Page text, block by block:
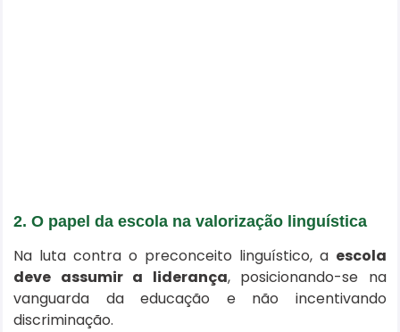
2. O papel da escola na valorização linguística
Na luta contra o preconceito linguístico, a escola
deve assumir a liderança, posicionando-se na
vanguarda da educação e não incentivando
discriminação.